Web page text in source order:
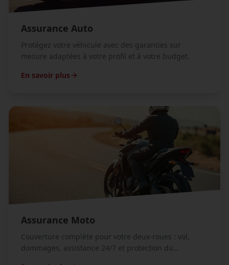
Assurance Auto
Protégez votre véhicule avec des garanties sur
mesure adaptées à votre profil et à votre budget.
En savoir plus
Assurance Moto
Couverture complète pour votre deux-roues : vol,
dommages, assistance 24/7 et protection du